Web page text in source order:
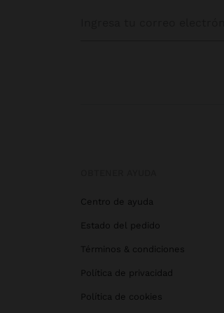
Centro de ayuda
Estado del pedido
Términos & condiciones
Política de privacidad
Política de cookies